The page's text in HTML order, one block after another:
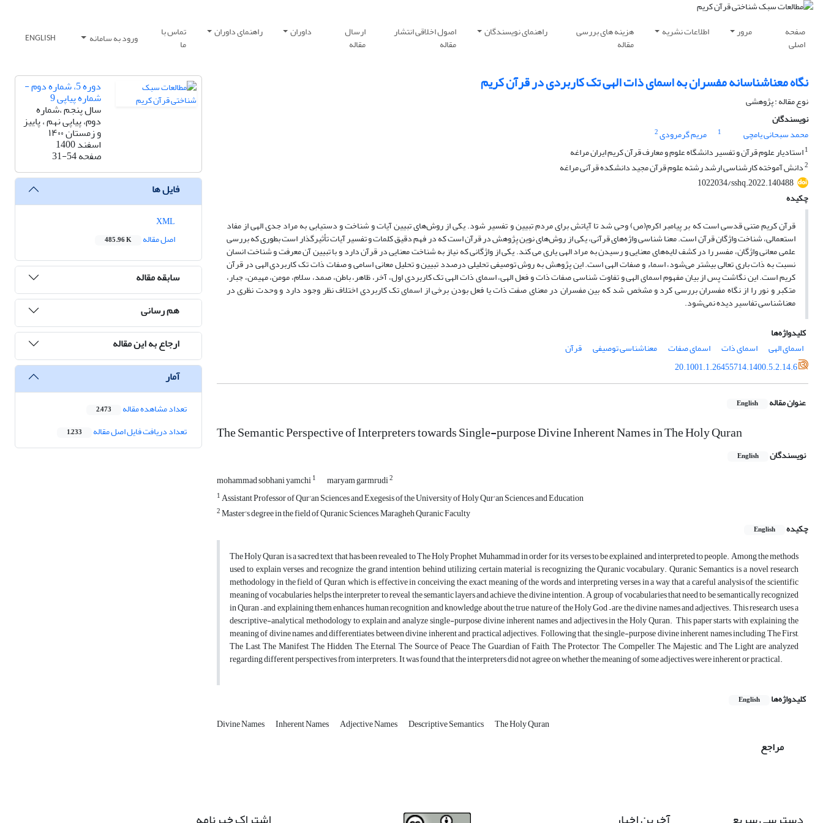
صفحه
اصلی
مرور اطلاعات نشریه هزینه های بررسی
مقاله
راهنمای نویسندگان اصول اخلاقی انتشار
مقاله
ارسال
مقاله
داوران راهنمای داوران تماس با
ما ورود به سامانه ENGLISH
نگاه معناشناسانه مفسران به اسمای ذات الهی تک کاربردی در قرآن کریم
نوع مقاله : پژوهشی
نویسندگان
محمد سبحانی یامچی
1 مریم گرمرودی2
1استادیار علوم قرآن و تفسیر دانشگاه علوم و معارف قرآن کریم ایران مراغه
2دانش آموخته کارشناسی ارشد رشته علوم قرآن مجید دانشکده قرآنی مراغه
1022034/sshq.2022.140488
چکیده
قرآن کریم متنی قدسی است که بر پیامبر اکرم(ص) وحی شد تا آیاتش برای مردم تبیین و تفسیر شود. یکی از روش‌های تبیین آیات و شناخت و دستیابی به مراد جدی ‌الهی از مفاد
استعمالی، شناخت واژگان قرآن است. معنا شناسی واژه‌های قرآنی، یکی از روش‌های نوین پژوهش در قرآن است که در فهم دقیق کلمات و تفسیر آیات تأثیرگذار است بطوری که بررسی
علمی معانی واژگان، مفسر را در کشف لایه‌های معنایی و رسیدن به مراد الهی یاری می کند. یکی از واژگانی که نیاز به شناخت معنایی در قرآن دارد و با تبیین آن معرفت و شناخت انسان
نسبت به ذات باری تعالی بیشتر می‌شود، اسماء و صفات الهی است. این پژوهش به روش توصیفی ‌تحلیلی درصدد تبیین و تحلیل معانی اسامی و صفات ذات تک کاربردی الهی در قرآن‌
کریم است. این نگاشت پس از بیان مفهوم‌ اسمای الهی و تفاوت ‌شناسی صفات ذات و فعل الهی، اسمای ذات الهی تک کاربردی اول، آخر، ظاهر، باطن، صمد، سلام، مومن، مهیمن، جبار،
متکبر و نور را از نگاه مفسران بررسی کرد و مشخص شد که بین مفسران در معنای صفت ذات یا فعل بودن برخی از اسمای تک کاربردی اختلاف نظر وجود دارد و وحدت نظری در
معناشناسی تفاسیر دیده نمی‌شود.
کلیدواژه‌ها
اسمای الهی
اسمای ذات اسمای صفات معناشناسی توصیفی
قرآن
20.1001.1.26455714.1400.5.2.14.6
عنوان مقاله English
The Semantic Perspective of Interpreters towards Single-purpose Divine Inherent Names in The Holy Quran
نویسندگان English
mohammad sobhani yamchi1 maryam garmrudi2
1Assistant Professor of Qur'an Sciences and Exegesis of the University of Holy Qur'an Sciences and Education
2Master's degree in the field of Quranic Sciences, Maragheh Quranic Faculty
چکیده
English
The Holy Quran is a sacred text that has been revealed to The Holy Prophet Muhammad in order for its verses to be explained and interpreted to people. Among the methods
used to explain verses and recognize the grand intention behind utilizing certain material is recognizing the Quranic vocabulary. Quranic Semantics is a novel research
methodology in the field of Quran, which is effective in conceiving the exact meaning of the words and interpreting verses in a way that a careful analysis of the scientific
meaning of vocabularies helps the interpreter to reveal the semantic layers and achieve the divine intention. A group of vocabularies that need to be semantically recognized
in Quran – and explaining them enhances human recognition and knowledge about the true nature of the Holy God – are the divine names and adjectives. This research uses a
descriptive-analytical methodology to explain and analyze single-purpose divine inherent names and adjectives in the Holy Quran. This paper starts with explaining the
meaning of divine names and differentiates between divine inherent and practical adjectives. Following that, the single-purpose divine inherent names including The First,
The Last, The Manifest, The Hidden, The Eternal, The Source of Peace, The Guardian of Faith, The Protector, The Compeller, The Majestic, and The Light are analyzed
regarding different perspectives from interpreters. It was found that the interpreters did not agree on whether the meaning of some adjectives were inherent or practical.
کلیدواژه‌ها English
Divine Names Inherent Names Adjective Names Descriptive Semantics The Holy Quran
مراجع
دوره 5، شماره دوم -
شماره پیاپی 9
سال پنجم ،شماره
دوم، پیاپی نهم ، پاییز
و زمستان ۱۴۰۰
اسفند 1400
صفحه31-54
فایل ها
اصل مقاله
485.96 K
سابقه مقاله
هم رسانی
ارجاع به این مقاله
آمار
تعداد مشاهده مقاله 2,473
تعداد دریافت فایل اصل مقاله 1,233